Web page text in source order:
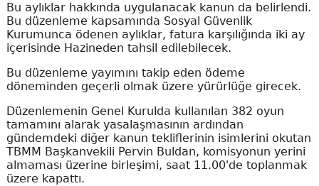
Bu aylıklar hakkında uygulanacak kanun da belirlendi.
Bu düzenleme kapsamında Sosyal Güvenlik
Kurumunca ödenen aylıklar, fatura karşılığında iki ay
içerisinde Hazineden tahsil edilebilecek.
Bu düzenleme yayımını takip eden ödeme
döneminden geçerli olmak üzere yürürlüğe girecek.
Düzenlemenin Genel Kurulda kullanılan 382 oyun
tamamını alarak yasalaşmasının ardından
gündemdeki diğer kanun tekliflerinin isimlerini okutan
TBMM Başkanvekili Pervin Buldan, komisyonun yerini
almaması üzerine birleşimi, saat 11.00'de toplanmak
üzere kapattı.